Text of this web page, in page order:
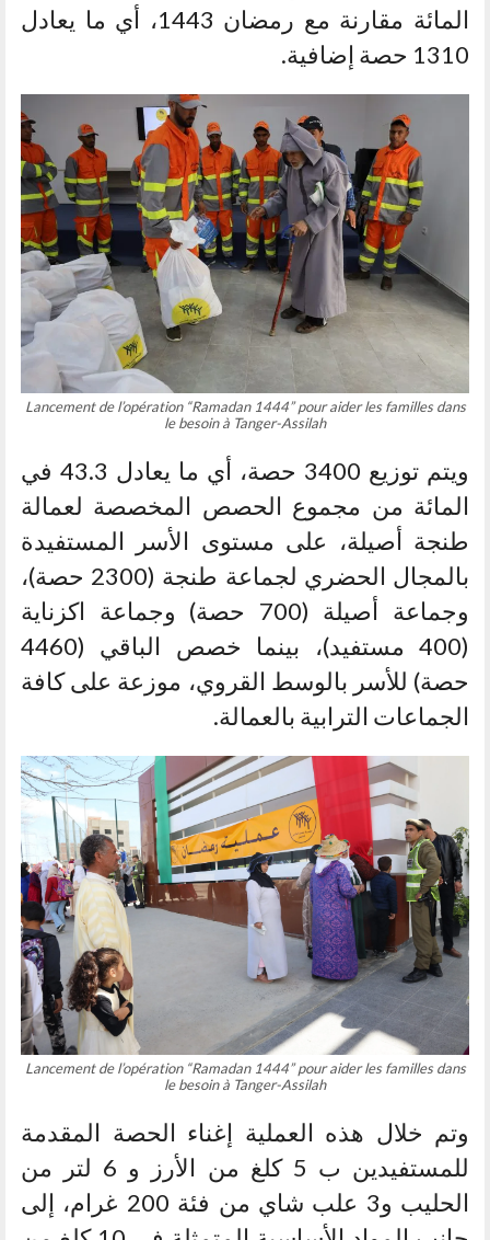
المائة مقارنة مع رمضان 1443، أي ما يعادل
1310 حصة إضافية.
Lancement de l’opération “Ramadan 1444” pour aider les familles dans
le besoin à Tanger-Assilah
ويتم توزيع 3400 حصة، أي ما يعادل 43.3 في
المائة من مجموع الحصص المخصصة لعمالة
طنجة أصيلة، على مستوى الأسر المستفيدة
بالمجال الحضري لجماعة طنجة (2300 حصة)،
وجماعة أصيلة (700 حصة) وجماعة اكزناية
(400 مستفيد)، بينما خصص الباقي (4460
حصة) للأسر بالوسط القروي، موزعة على كافة
الجماعات الترابية بالعمالة.
Lancement de l’opération “Ramadan 1444” pour aider les familles dans
le besoin à Tanger-Assilah
وتم خلال هذه العملية إغناء الحصة المقدمة
للمستفيدين ب 5 كلغ من الأرز و 6 لتر من
الحليب و3 علب شاي من فئة 200 غرام، إلى